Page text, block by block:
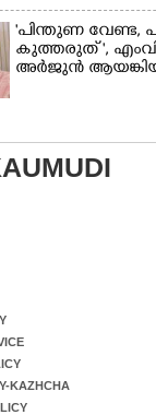
"പിന്തുണ വേണ്ട,​
കുത്തരുത് ",
അർജുൻ
KAZHCHA